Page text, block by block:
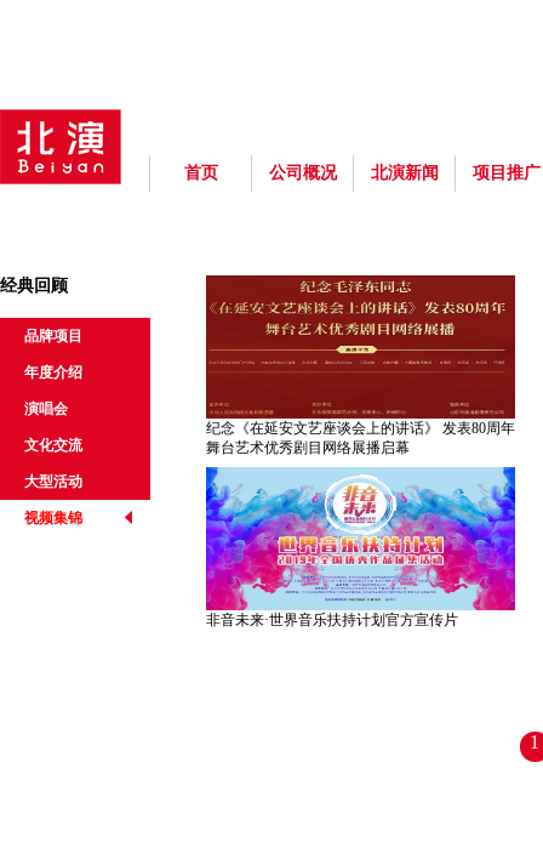
首页 公司概况 北演新闻 项目推广
经典回顾
品牌项目
年度介绍
演唱会
文化交流
大型活动
视频集锦
纪念《在延安文艺座谈会上的讲话》 发表80周年
舞台艺术优秀剧目网络展播启幕
非音未来·世界音乐扶持计划官方宣传片
1